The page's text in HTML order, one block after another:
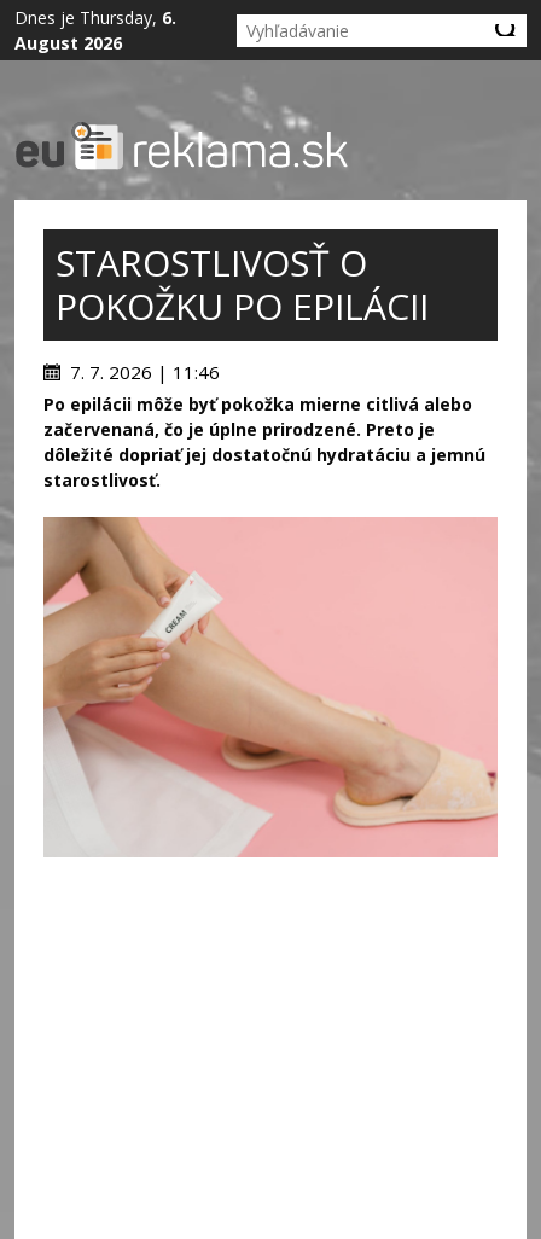
Dnes je Thursday, 6.
August 2026
STAROSTLIVOSŤ O
POKOŽKU PO EPILÁCII
7. 7. 2026 | 11:46
Po epilácii môže byť pokožka mierne citlivá alebo
začervenaná, čo je úplne prirodzené. Preto je
dôležité dopriať jej dostatočnú hydratáciu a jemnú
starostlivosť.